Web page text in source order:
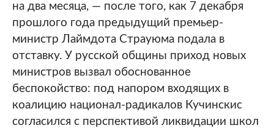
на два месяца, — после того, как 7 декабря
прошлого года предыдущий премьер-
министр Лаймдота Страуюма подала в
отставку. У русской общины приход новых
министров вызвал обоснованное
беспокойство: под напором входящих в
коалицию национал-радикалов Кучинскис
согласился с перспективой ликвидации школ